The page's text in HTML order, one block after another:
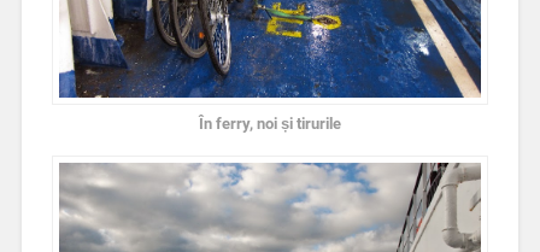
În ferry, noi și tirurile